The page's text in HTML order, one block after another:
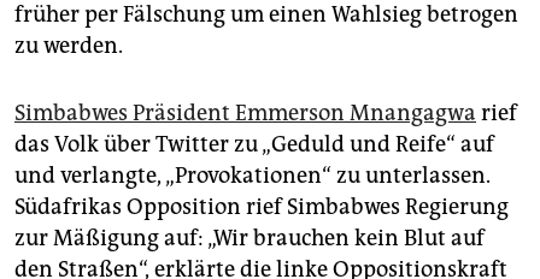
früher per Fälschung um einen Wahlsieg betrogen
zu werden.
Simbabwes Präsident Emmerson Mnangagwa rief
das Volk über Twitter zu „Geduld und Reife“ auf
und verlangte, „Provokationen“ zu unterlassen.
Südafrikas Opposition rief Simbabwes Regierung
zur Mäßigung auf: „Wir brauchen kein Blut auf
den Straßen“, erklärte die linke Oppositionskraft